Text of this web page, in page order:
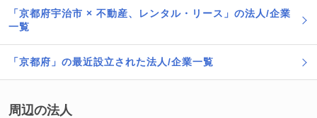
「京都府宇治市 × 不動産、レンタル・リース」の法人/企業
一覧
「京都府」の最近設立された法人/企業一覧
周辺の法人